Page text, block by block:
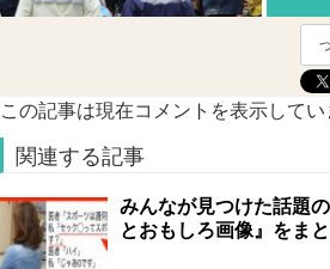
この記事は現在コメントを表示してい
関連する記事
みんなが見つけた話題
とおもしろ画像』をま